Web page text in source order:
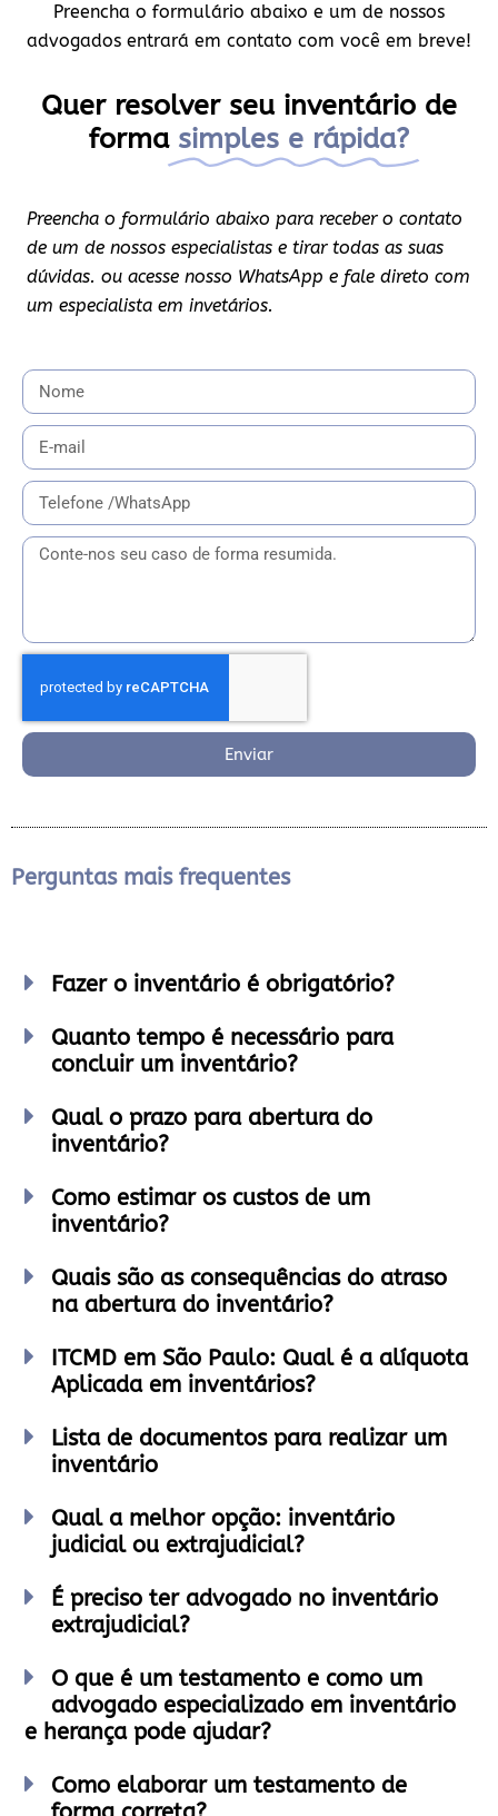
Preencha o formulário abaixo e um de nossos
advogados entrará em contato com você em breve!
Quer resolver seu inventário de
forma simples e rápida?
Preencha o formulário abaixo para receber o contato
de um de nossos especialistas e tirar todas as suas
dúvidas. ou acesse nosso WhatsApp e fale direto com
um especialista em invetários.
Enviar
Perguntas mais frequentes
Fazer o inventário é obrigatório?
Quanto tempo é necessário para
concluir um inventário?
Qual o prazo para abertura do
inventário?
Como estimar os custos de um
inventário?
Quais são as consequências do atraso
na abertura do inventário?
ITCMD em São Paulo: Qual é a alíquota
Aplicada em inventários?
Lista de documentos para realizar um
inventário
Qual a melhor opção: inventário
judicial ou extrajudicial?
É preciso ter advogado no inventário
extrajudicial?
O que é um testamento e como um
advogado especializado em inventário
e herança pode ajudar?
Como elaborar um testamento de